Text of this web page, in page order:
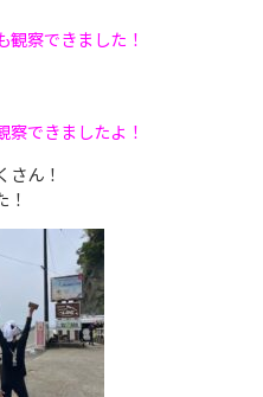
察できました！
できましたよ！
さん！